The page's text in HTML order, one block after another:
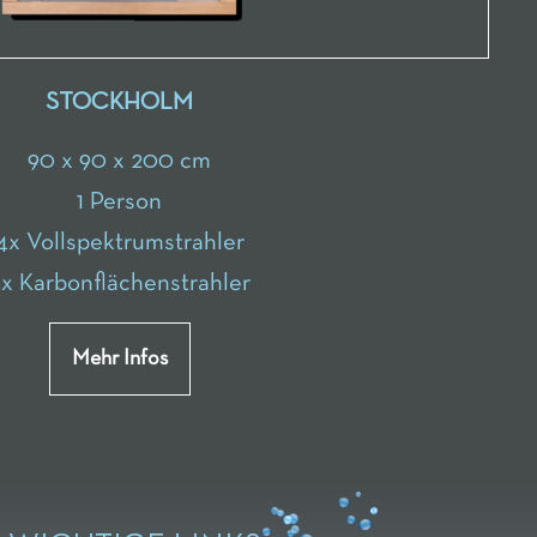
STOCKHOLM
90 x 90 x 200 cm
1 Person
Vollspektrumstrahler
Karbonflächenstrahler
Mehr Infos